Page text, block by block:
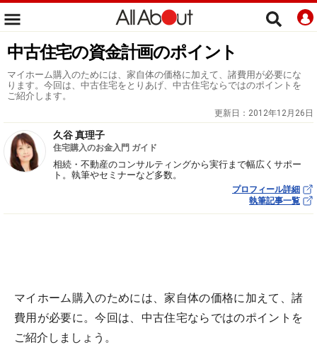
中古住宅の資金計画のポイント
マイホーム購入のためには、家自体の価格に加えて、諸費用が必要にな
ります。今回は、中古住宅をとりあげ、中古住宅ならではのポイントを
ご紹介します。
更新日： 2012年12月26日
久谷 真理子
住宅購入のお金入門 ガイド
相続・不動産のコンサルティングから実行まで幅広くサポー
ト。執筆やセミナーなど多数。
プロフィール詳細
執筆記事一覧
マイホーム購入のためには、家自体の価格に加えて、諸
費用が必要に。今回は、中古住宅ならではのポイントを
ご紹介しましょう。